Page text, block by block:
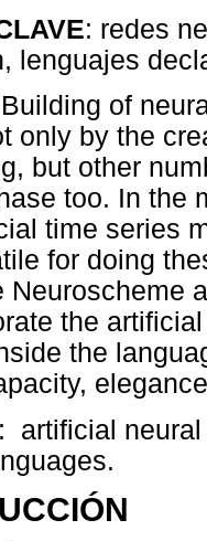
: redes
lenguajes
of
only by the
but other
too. In the
time series
for doing
Neuroscheme
the
the
: artificial neural